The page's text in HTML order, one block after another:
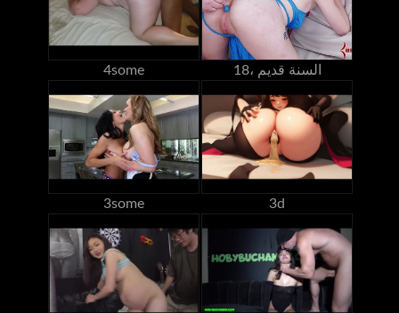
4some 18، السنة قديم
3some 3d